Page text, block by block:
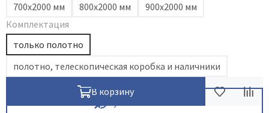
700х2000 мм
800х2000 мм
900х2000 мм
Комплектация
только полотно
полотно, телескопическая коробка и наличники
В корзину